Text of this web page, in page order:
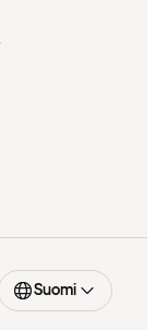
Suomi